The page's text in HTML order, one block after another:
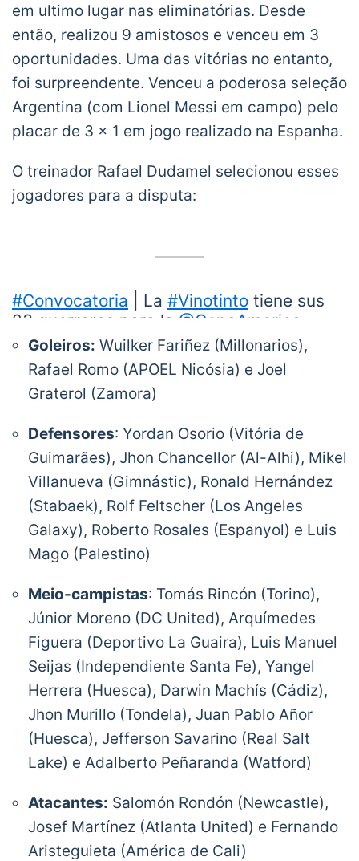
em ultimo lugar nas eliminatórias. Desde
então, realizou 9 amistosos e venceu em 3
oportunidades. Uma das vitórias no entanto,
foi surpreendente. Venceu a poderosa seleção
Argentina (com Lionel Messi em campo) pelo
placar de 3 x 1 em jogo realizado na Espanha.
O treinador Rafael Dudamel selecionou esses
jogadores para a disputa:
#Convocatoria | La #Vinotinto tiene sus
23 guerreros para la @CopaAmerica
https://t.co/ytIwD3SS6Q|
#SomosDeTallaMundial
#Qatar2022ObjetivoDeTodos
pic.twitter.com/yQQcE4Pim3
Goleiros: Wuilker Fariñez (Millonarios),
Rafael Romo (APOEL Nicósia) e Joel
Graterol (Zamora)
Defensores: Yordan Osorio (Vitória de
Guimarães), Jhon Chancellor (Al-Alhi), Mikel
Villanueva (Gimnástic), Ronald Hernández
(Stabaek), Rolf Feltscher (Los Angeles
Galaxy), Roberto Rosales (Espanyol) e Luis
Mago (Palestino)
Meio-campistas: Tomás Rincón (Torino),
Júnior Moreno (DC United), Arquímedes
Figuera (Deportivo La Guaira), Luis Manuel
Seijas (Independiente Santa Fe), Yangel
Herrera (Huesca), Darwin Machís (Cádiz),
Jhon Murillo (Tondela), Juan Pablo Añor
(Huesca), Jefferson Savarino (Real Salt
Lake) e Adalberto Peñaranda (Watford)
Atacantes: Salomón Rondón (Newcastle),
Josef Martínez (Atlanta United) e Fernando
Aristeguieta (América de Cali)